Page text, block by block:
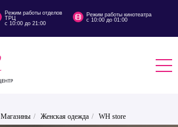
Режим работы отделов
ТРЦ
с 10:00 до 21:00
Режим работы кинотеатра
с 10:00 до 01:00
Магазины / Женская одежда / WH store